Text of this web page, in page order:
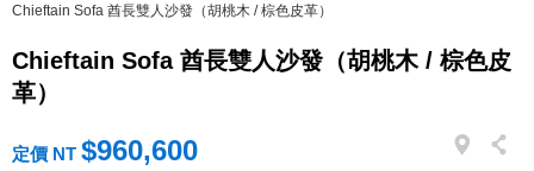
Chieftain Sofa 酋長雙人沙發（胡桃木 / 棕色皮革）
Chieftain Sofa 酋長雙人沙發（胡桃木 / 棕色皮
革）
定價 NT $960,600